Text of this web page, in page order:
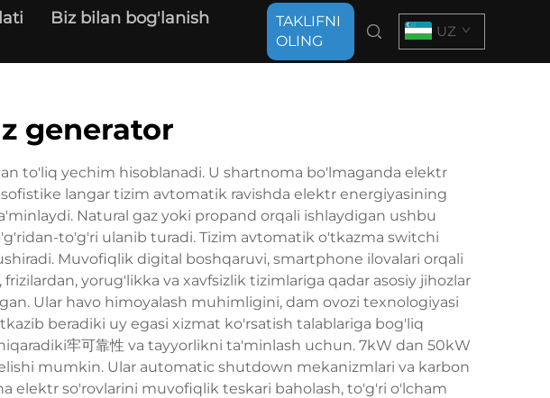
Biz bilan bog'lanish
TAKLIFNI
OLING
UZ
generator
to'liq yechim hisoblanadi. U shartnoma bo'lmaganda elektr
langar tizim avtomatik ravishda elektr energiyasining
Natural gaz yoki propand orqali ishlaydigan ushbu
to'g'ri ulanib turadi. Tizim avtomatik o'tkazma switchi
Muvofiqlik digital boshqaruvi, smartphone ilovalari orqali
yorug'likka va xavfsizlik tizimlariga qadar asosiy jihozlar
Ular havo himoyalash muhimligini, dam ovozi texnologiyasi
beradiki uy egasi xizmat ko'rsatish talablariga bog'liq
牢可靠性 va tayyorlikni ta'minlash uchun. 7kW dan 50kW
mumkin. Ular automatic shutdown mekanizmlari va karbon
elektr so'rovlarini muvofiqlik teskari baholash, to'g'ri o'lcham